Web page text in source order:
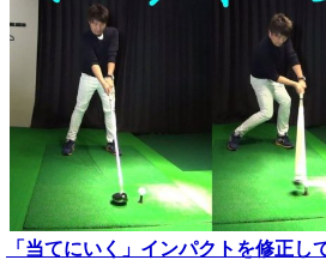
「当てにいく」インパクトを修正し